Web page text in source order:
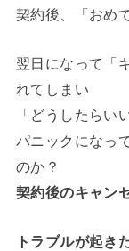
契約後、「おめ
翌日になって「
れてしまい
「どうしたらい
パニックになっ
のか？
契約後のキャン
トラブルが起き